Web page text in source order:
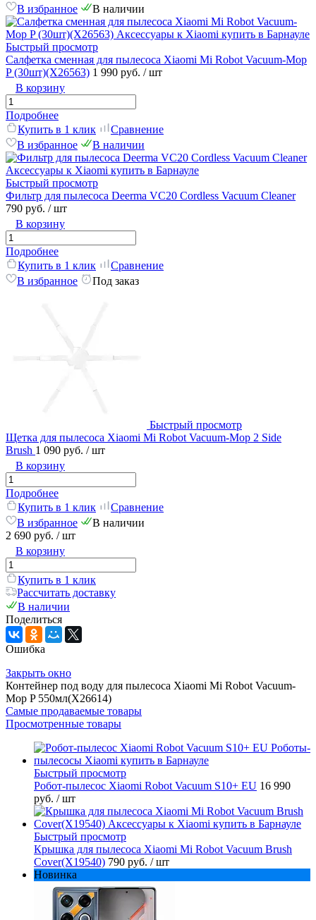
В избранное В наличии
Быстрый просмотр
Салфетка сменная для пылесоса Xiaomi Mi Robot Vacuum-Mop
P (30шт)(X26563) 1 990 руб. / шт
В корзину
Подробнее
Купить в 1 клик
Сравнение
В избранное
В наличии
Быстрый просмотр
Фильтр для пылесоса Deerma VC20 Cordless Vacuum Cleaner
790 руб. / шт
В корзину
Подробнее
Купить в 1 клик
Сравнение
В избранное
Под заказ
Быстрый просмотр
Щетка для пылесоса Xiaomi Mi Robot Vacuum-Mop 2 Side
Brush 1 090 руб. / шт
В корзину
Подробнее
Купить в 1 клик
Сравнение
В избранное
В наличии
2 690 руб. / шт
В корзину
Купить в 1 клик
Рассчитать доставку
В наличии
Поделиться
Ошибка
Закрыть окно
Контейнер под воду для пылесоса Xiaomi Mi Robot Vacuum-
Mop P 550мл(X26614)
Самые продаваемые товары
Просмотренные товары
Быстрый просмотр
Робот-пылесос Xiaomi Robot Vacuum S10+ EU 16 990
руб. / шт
Быстрый просмотр
Крышка для пылесоса Xiaomi Mi Robot Vacuum Brush
Cover(X19540) 790 руб. / шт
Новинка